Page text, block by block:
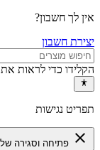
אין לך חשבון?
יצירת חשבון
הקלידו כדי לראות
תפריט נגישות
close פתיחה וסגירה